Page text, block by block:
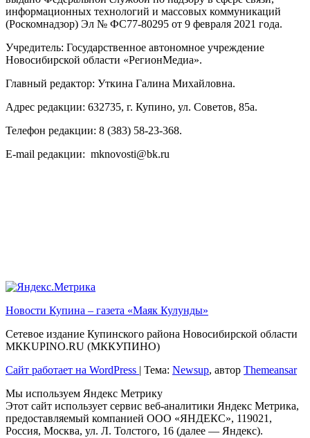
информационных технологий и массовых коммуникаций
(Роскомнадзор) Эл № ФС77-80295 от 9 февраля 2021 года.
Учредитель: Государственное автономное учреждение
Новосибирской области «РегионМедиа».
Главный редактор: Уткина Галина Михайловна.
Адрес редакции: 632735, г. Купино, ул. Советов, 85а.
Телефон редакции: 8 (383) 58-23-368.
E-mail редакции: mknovosti@bk.ru
Новости Купина – газета «Маяк Кулунды»
Сетевое издание Купинского района Новосибирской области
МКKUPINO.RU (МККУПИНО)
Сайт работает на WordPress
Тема: Newsup, автор Themeansar
Мы используем Яндекс Метрику
Этот сайт использует сервис веб-аналитики Яндекс Метрика,
предоставляемый компанией ООО «ЯНДЕКС», 119021,
Россия, Москва, ул. Л. Толстого, 16 (далее — Яндекс).